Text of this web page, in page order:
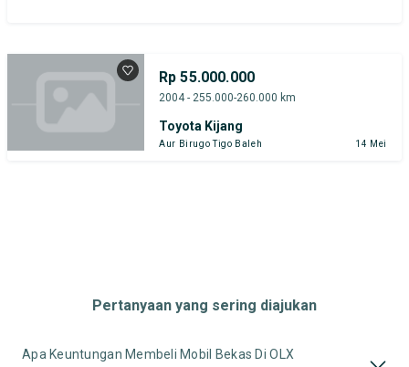
Rp 55.000.000
2004 - 255.000-260.000 km
Toyota Kijang
Aur Birugo Tigo Baleh 14 Mei
Pertanyaan yang sering diajukan
Apa Keuntungan Membeli Mobil Bekas Di OLX